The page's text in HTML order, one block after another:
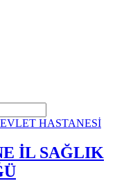
İL SAĞLIK